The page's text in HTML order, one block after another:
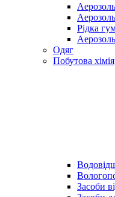
Рідка
Одяг
Побутова хімія
Засоби